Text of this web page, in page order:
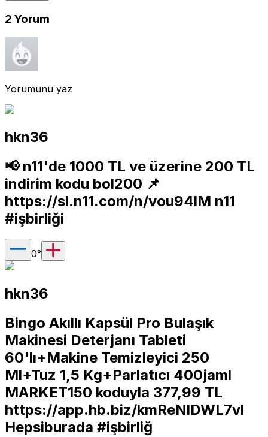
2 Yorum
Yorumunu yaz
hkn36
📢 n11'de 1000 TL ve üzerine 200 TL
indirim kodu bol200 📌
https://sl.n11.com/n/vou94lM n11
#işbirliği
0°
hkn36
Bingo Akıllı Kapsül Pro Bulaşık
Makinesi Deterjanı Tableti
60'lı+Makine Temizleyici 250
Ml+Tuz 1,5 Kg+Parlatıcı 400jaml
MARKET150 koduyla 377,99 TL
https://app.hb.biz/kmReNlDWL7vl
Hepsiburada #işbirliğ